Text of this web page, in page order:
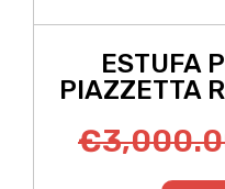
ESTUFA
PIAZZETTA
€